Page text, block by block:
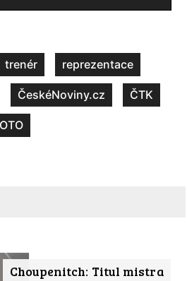
trenér reprezentace
ČeskéNoviny.cz ČTK
Choupenitch: Titul mistra